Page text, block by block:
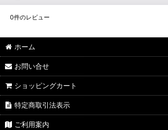
0件のレビュー
ホーム
お問い合せ
ショッピングカート
特定商取引法表示
ご利用案内